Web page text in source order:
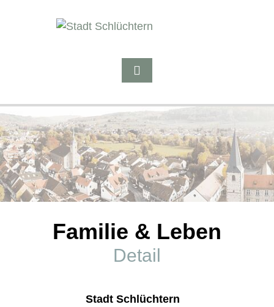
Familie & Leben
Detail
Stadt Schlüchtern